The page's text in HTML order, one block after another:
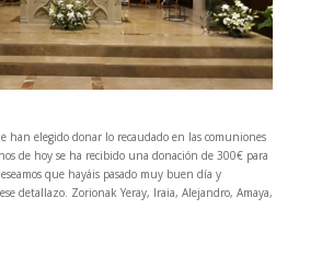
han elegido donar lo recaudado en las comuniones
de hoy se ha recibido una donación de 300€ para
que hayáis pasado muy buen día y
detallazo. Zorionak Yeray, Iraia, Alejandro, Amaya,